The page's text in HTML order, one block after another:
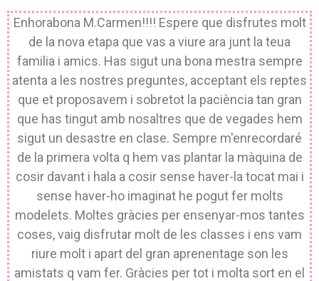
Enhorabona M.Carmen!!!! Espere que disfrutes molt
de la nova etapa que vas a viure ara junt la teua
familia i amics. Has sigut una bona mestra sempre
atenta a les nostres preguntes, acceptant els reptes
que et proposavem i sobretot la paciència tan gran
que has tingut amb nosaltres que de vegades hem
sigut un desastre en clase. Sempre m'enrecordaré
de la primera volta q hem vas plantar la màquina de
cosir davant i hala a cosir sense haver-la tocat mai i
sense haver-ho imaginat he pogut fer molts
modelets. Moltes gràcies per ensenyar-mos tantes
coses, vaig disfrutar molt de les classes i ens vam
riure molt i apart del gran aprenentage son les
amistats q vam fer. Gràcies per tot i molta sort en el